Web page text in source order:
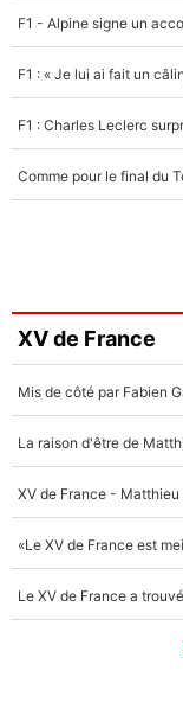
XV de France